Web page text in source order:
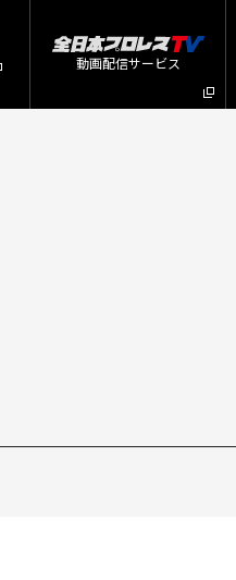
動画配信サービス